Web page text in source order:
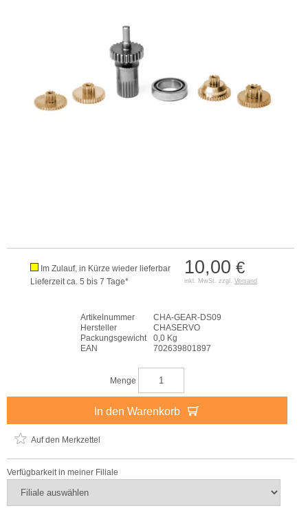
10,00 €
inkl. MwSt. zzgl. Versand
Im Zulauf, in Kürze wieder lieferbar
Lieferzeit ca. 5 bis 7 Tage*
Artikelnummer
CHA-GEAR-DS09
Hersteller
CHASERVO
Packungsgewicht
0,0 Kg
EAN
702639801897
Menge
In den Warenkorb
Auf den Merkzettel
Verfügbarkeit in meiner Filiale